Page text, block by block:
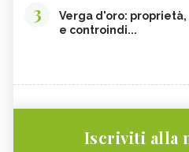
3
Verga d'oro: proprietà,
e controindi...
Iscriviti alla